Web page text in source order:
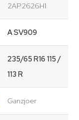
2AP2626H1
A SV909
235/65 R16 115 /
113 R
Ganzjoer